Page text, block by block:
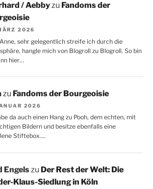
/ Aebbyzu Fandoms der
2026
sehr gelegentlich streife ich durch die
hangle mich von Blogroll zu Blogroll. So bin
hier…
zu Fandoms der Bourgeoisie
2026
da auch einen Hang zu Pooh, dem echten, mit
Bildern und besitze ebenfalls eine
Stiftebox.…
Engelszu Der Rest der Welt: Die
Klaus-Siedlung in Köln